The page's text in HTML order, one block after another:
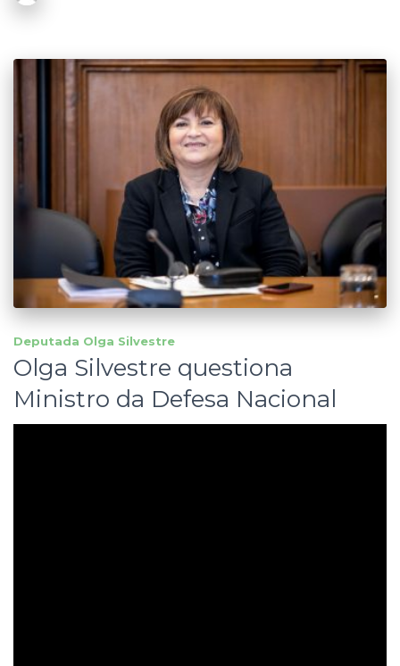
Deputada Olga Silvestre
Olga Silvestre questiona
Ministro da Defesa Nacional